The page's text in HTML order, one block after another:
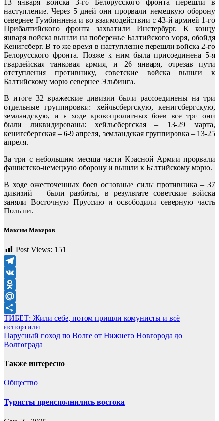
13 января войска 3-го Белорусского фронта перешли в
наступление. Через 5 дней они прорвали немецкую оборону
севернее Гумбиннена и во взаимодействии с 43-й армией 1-го
Прибалтийского фронта захватили Инстербург. К концу
января войска вышли на побережье Балтийского моря, обойдя
Кенигсберг. В то же время в наступление перешли войска 2-го
Белорусского фронта. Позже к ним была присоединена 5-я
гвардейская танковая армия, и 26 января, отрезав пути
отступления противнику, советские войска вышли к
Балтийскому морю севернее Эльбинга.
В итоге 32 вражеские дивизии были рассоединены на три
отдельные группировки: хейльсбергскую, кенигсбергскую,
земландскую, и в ходе кровопролитных боев все три они
были ликвидированы: хейльсбергская – 13-29 марта,
кенигсбергская – 6-9 апреля, земландская группировка – 13-25
апреля.
За три с небольшим месяца части Красной Армии прорвали
фашистско-немецкую оборону и вышли к Балтийскому морю.
В ходе ожесточенных боев основные силы противника – 37
дивизий – были разбиты, в результате советские войска
заняли Восточную Пруссию и освободили северную часть
Польши.
Максим Макаров
Post Views: 151
Telegram
VK
Odnoklassniki
Mail.Ru
Отправить
Навигация
по
записям
ТИБЕТ: Жили себе, потом пришли комунисты и всё
испортили
Парусный поход по Волге от Нижнего Новгорода до
Волгограда
Также интересно
Общество
Туристы преисполнились востока